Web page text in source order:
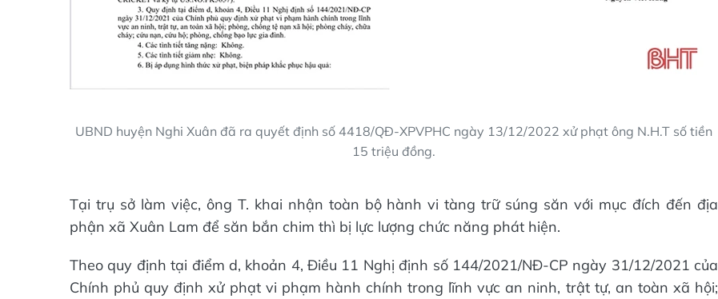
UBND huyện Nghi Xuân đã ra quyết định số 4418/QĐ-XPVPHC ngày 13/12/2022 xử phạt ông N.H.T số tiền
15 triệu đồng.
Tại trụ sở làm việc, ông T. khai nhận toàn bộ hành vi tàng trữ súng săn với mục đích đến địa
phận xã Xuân Lam để săn bắn chim thì bị lực lượng chức năng phát hiện.
Theo quy định tại điểm d, khoản 4, Điều 11 Nghị định số 144/2021/NĐ-CP ngày 31/12/2021 của
Chính phủ quy định xử phạt vi phạm hành chính trong lĩnh vực an ninh, trật tự, an toàn xã hội;